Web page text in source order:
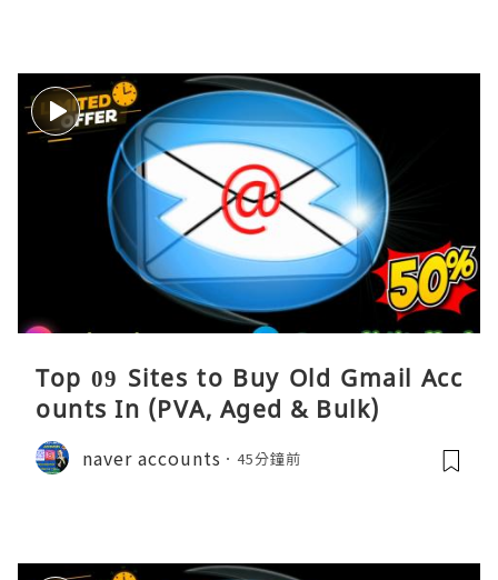
Top 09 Sites to Buy Old Gmail Acc
ounts In (PVA, Aged & Bulk)
naver accounts 45分鐘前